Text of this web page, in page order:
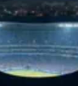
hacen
son las
y
de